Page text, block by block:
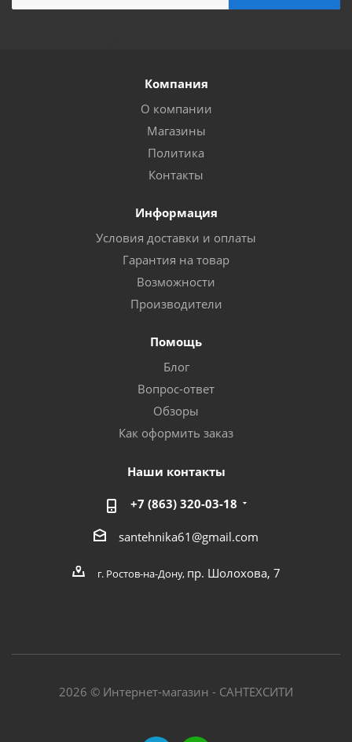
Компания
О компании
Магазины
Политика
Контакты
Информация
Условия доставки и оплаты
Гарантия на товар
Возможности
Производители
Помощь
Блог
Вопрос-ответ
Обзоры
Как оформить заказ
Наши контакты
+7 (863) 320-03-18
santehnika61@gmail.com
г. Ростов-на-Дону, пр. Шолохова, 7
2026 © Интернет-магазин - САНТЕХСИТИ